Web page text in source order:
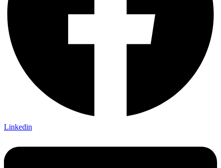
Linkedin